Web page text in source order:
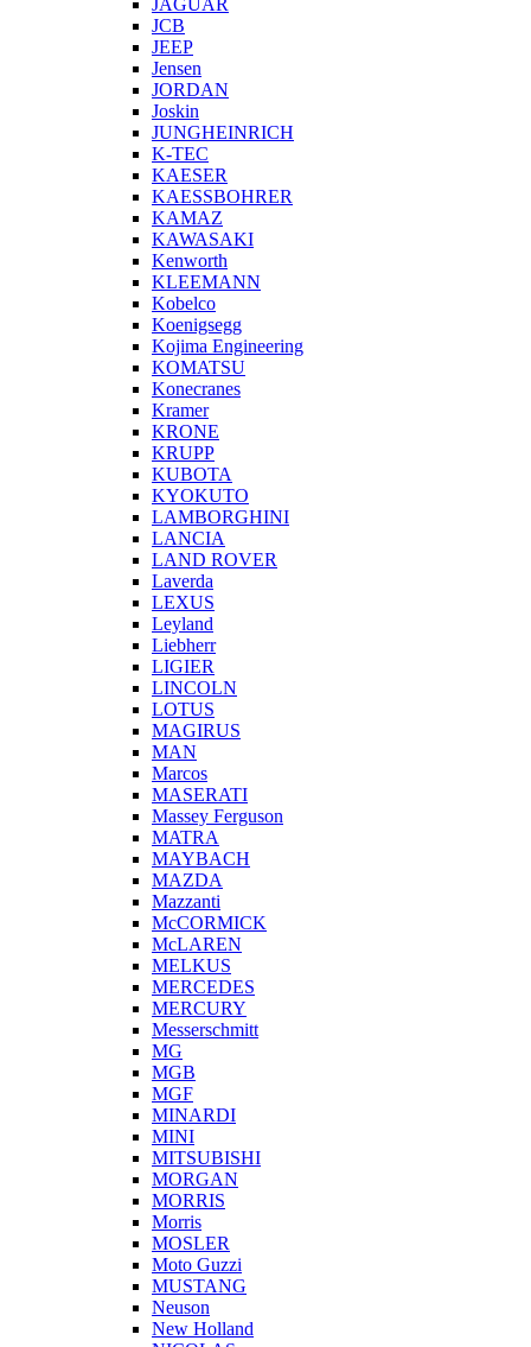
JAGUAR
JCB
JEEP
Jensen
JORDAN
Joskin
JUNGHEINRICH
K-TEC
KAESER
KAESSBOHRER
KAMAZ
KAWASAKI
Kenworth
KLEEMANN
Kobelco
Koenigsegg
Kojima Engineering
KOMATSU
Konecranes
Kramer
KRONE
KRUPP
KUBOTA
KYOKUTO
LAMBORGHINI
LANCIA
LAND ROVER
Laverda
LEXUS
Leyland
Liebherr
LIGIER
LINCOLN
LOTUS
MAGIRUS
MAN
Marcos
MASERATI
Massey Ferguson
MATRA
MAYBACH
MAZDA
Mazzanti
McCORMICK
McLAREN
MELKUS
MERCEDES
MERCURY
Messerschmitt
MG
MGB
MGF
MINARDI
MINI
MITSUBISHI
MORGAN
MORRIS
Morris
MOSLER
Moto Guzzi
MUSTANG
Neuson
New Holland